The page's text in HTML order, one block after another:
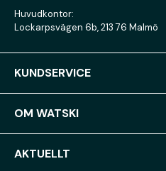
Huvudkontor:
Lockarpsvägen 6b, 213 76 Malmö
KUNDSERVICE
OM WATSKI
AKTUELLT